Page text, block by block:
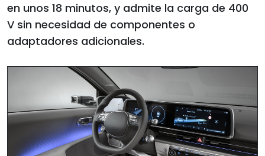
en unos 18 minutos, y admite la carga de 400
V sin necesidad de componentes o
adaptadores adicionales.